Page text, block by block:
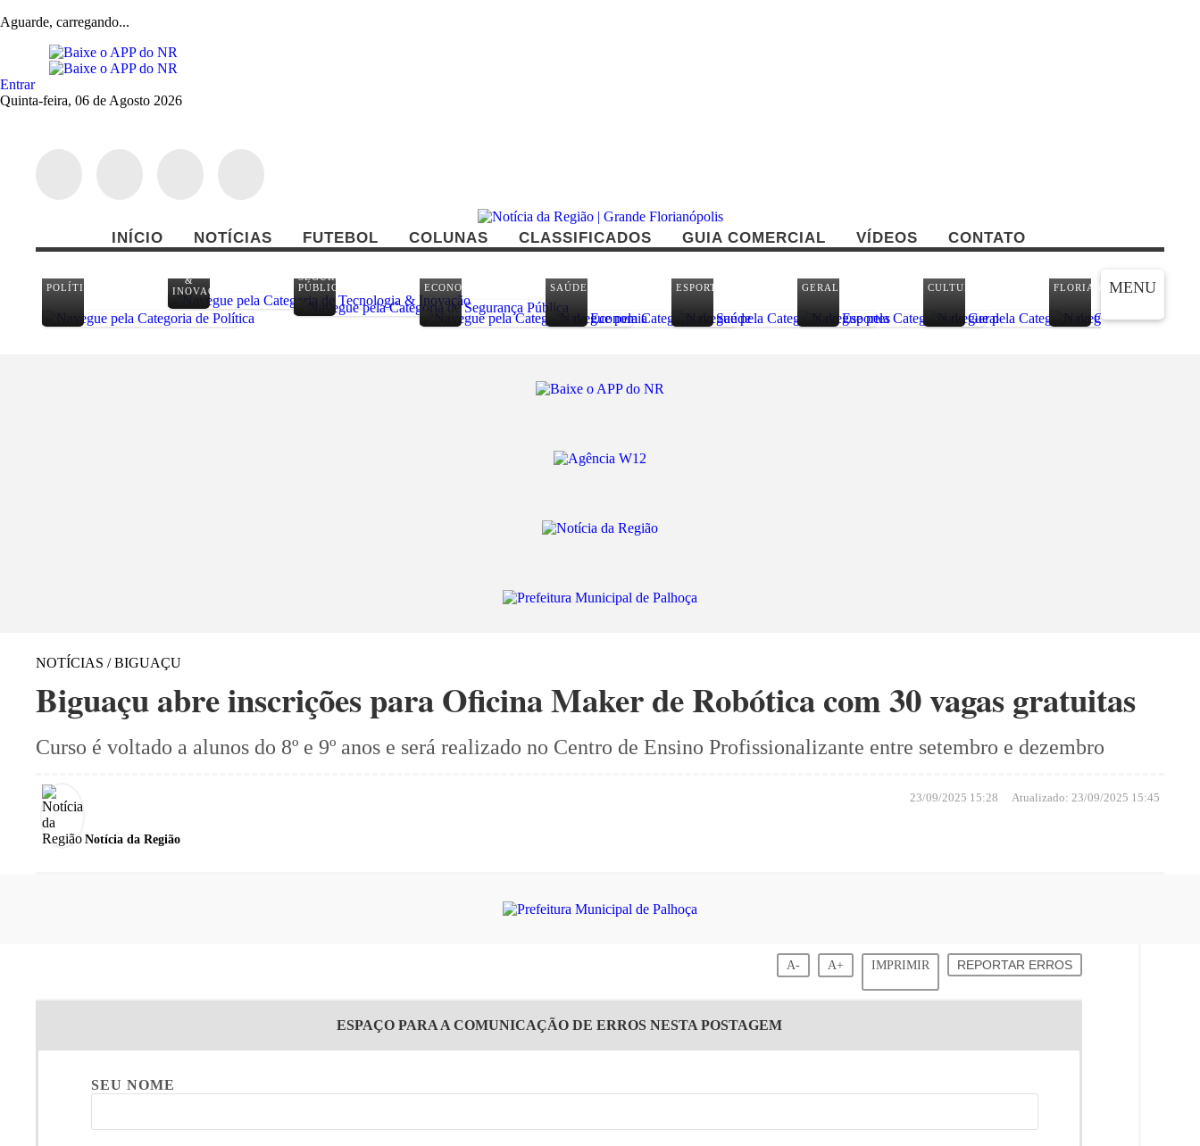
Aguarde, carregando...
Entrar
Quinta-feira, 06 de Agosto 2026
MENU
INÍCIO NOTÍCIAS FUTEBOL COLUNAS CLASSIFICADOS GUIA COMERCIAL VÍDEOS CONTATO
POLÍTICA
&
INOVAÇÃO
SEGURANÇA
PÚBLICA
ECONOMIA SAÚDE ESPORTES GERAL CULTURA FLORIANÓPOLIS
NOTÍCIAS / BIGUAÇU
Biguaçu abre inscrições para Oficina Maker de Robótica com 30 vagas gratuitas
Curso é voltado a alunos do 8º e 9º anos e será realizado no Centro de Ensino Profissionalizante entre setembro e dezembro
Notícia da Região
Atualizado: 23/09/2025 15:45
23/09/2025 15:28
A- A+ IMPRIMIR REPORTAR ERROS
ESPAÇO PARA A COMUNICAÇÃO DE ERROS NESTA POSTAGEM
SEU NOME